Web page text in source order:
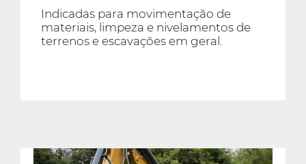
Indicadas para movimentação de
materiais, limpeza e nivelamentos de
terrenos e escavações em geral.